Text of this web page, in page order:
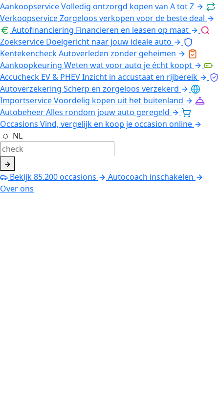
AankoopserviceVolledig ontzorgd kopen van A tot Z
VerkoopserviceZorgeloos verkopen voor de beste deal
Autofinanciering Financieren en leasen op maat
Zoekservice Doelgericht naar jouw ideale auto
KentekencheckAutoverleden zonder geheimen
Aankoopkeuring Weten wat voor auto je écht koopt
Accucheck EV & PHEVInzicht in accustaat en rijbereik
Autoverzekering Scherp en zorgeloos verzekerd
ImportserviceVoordelig kopen uit het buitenland
AutobeheerAlles rondom jouw auto geregeld
Occasions Vind, vergelijk en koop je occasion online
NL
Bekijk85.200occasions
Autocoach inschakelen
Over ons